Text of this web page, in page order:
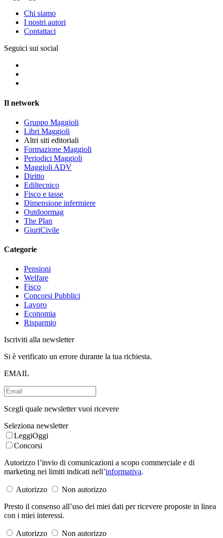
Chi siamo
I nostri autori
Contattaci
Seguici sui social
Il network
Gruppo Maggioli
Libri Maggioli
Altri siti editoriali
Formazione Maggioli
Periodici Maggioli
Maggioli ADV
Diritto
Ediltecnico
Fisco e tasse
Dimensione infermiere
Outdoormag
The Plan
GiuriCivile
Categorie
Pensioni
Welfare
Fisco
Concorsi Pubblici
Lavoro
Economia
Risparmio
Iscriviti alla newsletter
Si è verificato un errore durante la tua richiesta.
EMAIL
Scegli quale newsletter vuoi ricevere
Seleziona newsletter
LeggiOggi
Concorsi
Autorizzo l’invio di comunicazioni a scopo commerciale e di
marketing nei limiti indicati nell’informativa.
Autorizzo
Non autorizzo
Presto il consenso all’uso dei miei dati per ricevere proposte in linea
con i miei interessi.
Autorizzo Non autorizzo